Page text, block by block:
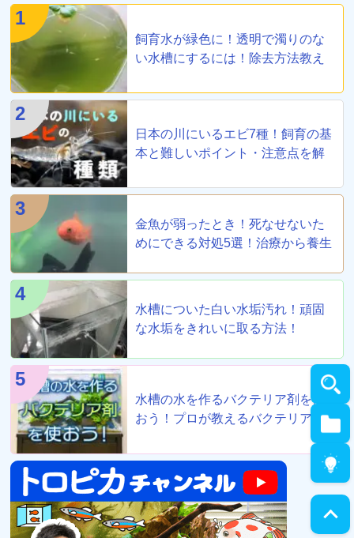
1
飼育水が緑色に！透明で濁りのな
い水槽にするには！除去方法教え
2
日本の川にいるエビ7種！飼育の基
本と難しいポイント・注意点を解
3
金魚が弱ったとき！死なせないた
めにできる対処5選！治療から養生
4
水槽についた白い水垢汚れ！頑固
な水垢をきれいに取る方法！
5
水槽の水を作るバクテリア剤を使
おう！プロが教えるバクテリア剤8